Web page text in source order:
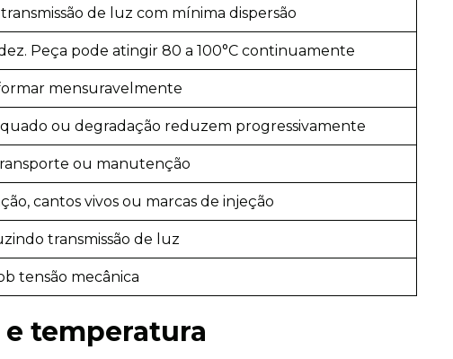
de luz com mínima dispersão
Peça pode atingir 80 a 100°C continuamente
mensuravelmente
ou degradação reduzem progressivamente
ou manutenção
cantos vivos ou marcas de injeção
transmissão de luz
tensão mecânica
temperatura